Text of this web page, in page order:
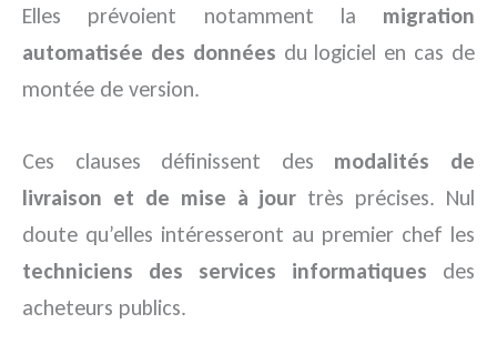
Elles prévoient notamment la migration
automatisée des données du logiciel en cas de
montée de version.
Ces clauses définissent des modalités de
livraison et de mise à jour très précises. Nul
doute qu’elles intéresseront au premier chef les
techniciens des services informatiques des
acheteurs publics.